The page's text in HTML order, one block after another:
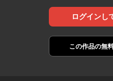
ログインし
この作品の無